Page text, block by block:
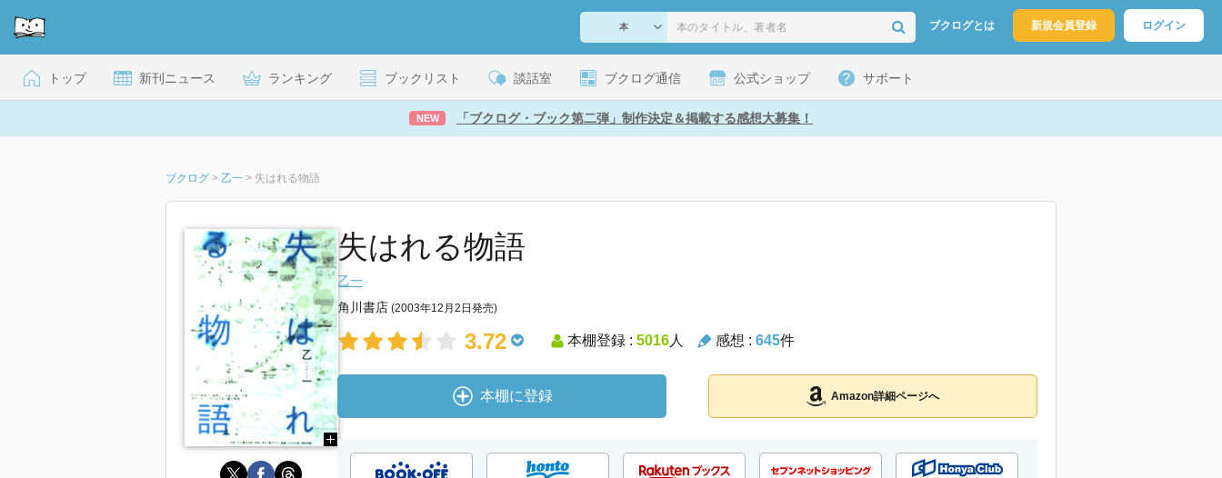
ブクログとは 新規会員登録 ログイン
トップ 新刊ニュース ランキング ブックリスト 談話室 ブクログ通信 公式ショップ サポート
NEW 「ブクログ・ブック第二弾」制作決定＆掲載する感想大募集！
ブクログ > 乙一 > 失はれる物語
失はれる物語
乙一
角川書店 (2003年12月2日発売)
3.72 本棚登録 : 5016人 感想 : 645件
本棚に登録 Amazon詳細ページへ